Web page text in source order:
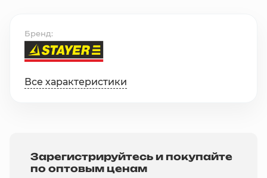
Бренд
Все характеристики
Зарегистрируйтесь и покупайте
по оптовым ценам